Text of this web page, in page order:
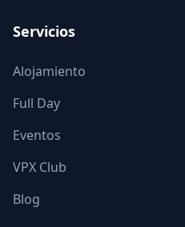
Servicios
Alojamiento
Full Day
Eventos
VPX Club
Blog